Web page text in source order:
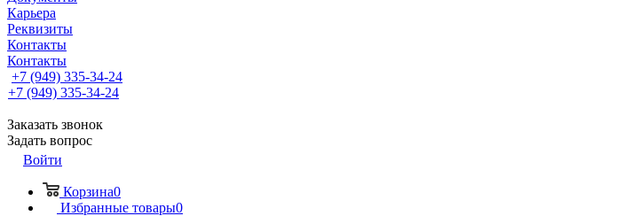
Карьера
Реквизиты
Контакты
Контакты
+7 (949) 335-34-24
+7 (949) 335-34-24
Заказать звонок
Задать вопрос
Войти
Корзина0
Избранные товары0